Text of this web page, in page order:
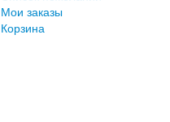
Мои заказы
Корзина